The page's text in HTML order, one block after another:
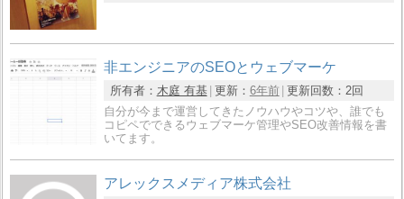
非エンジニアのSEOとウェブマーケ
所有者： 木庭 有基 更新： 6年前 更新回数： 2回
自分が今まで運営してきたノウハウやコツや、誰でも
コピペでできるウェブマーケ管理やSEO改善情報を書
いてます。
アレックスメディア株式会社